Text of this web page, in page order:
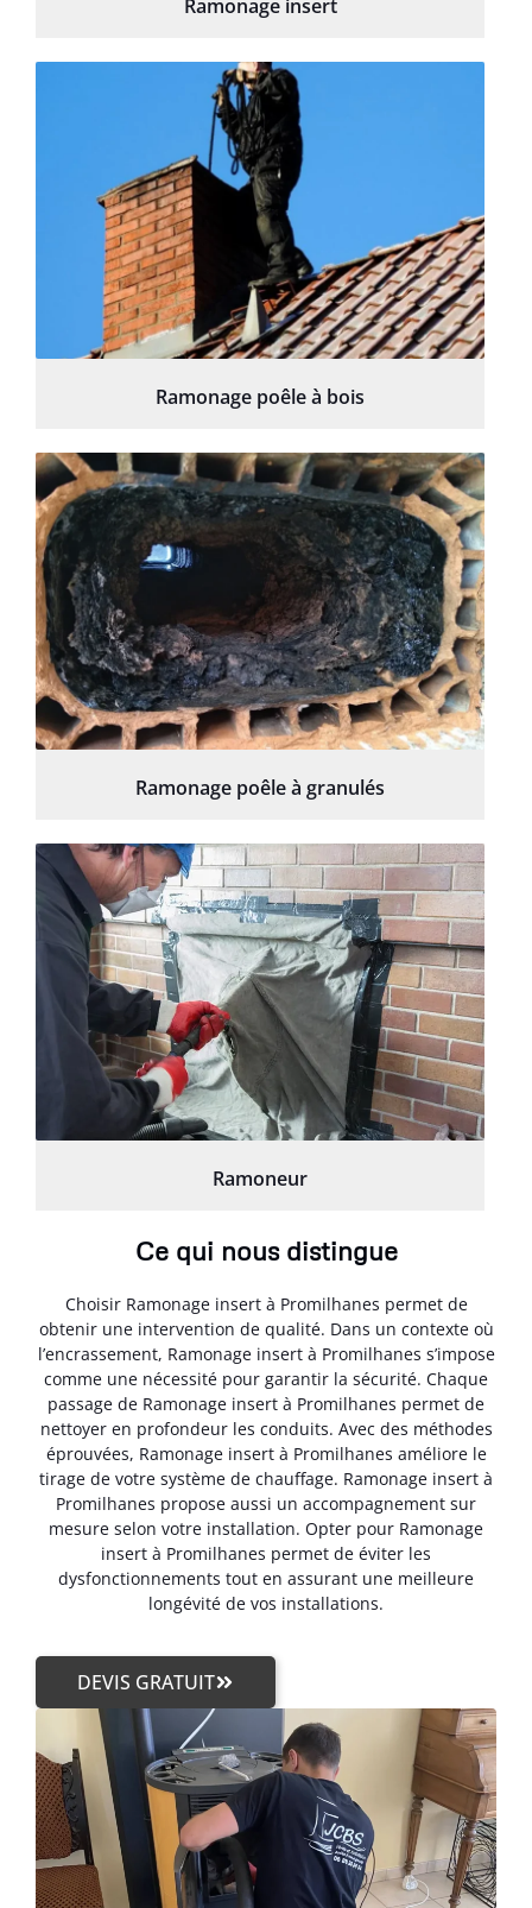
Ramonage insert
Ramonage poêle à bois
Ramonage poêle à granulés
Ramoneur
Ce qui nous distingue
Choisir Ramonage insert à Promilhanes permet de
obtenir une intervention de qualité. Dans un contexte où
l’encrassement, Ramonage insert à Promilhanes s’impose
comme une nécessité pour garantir la sécurité. Chaque
passage de Ramonage insert à Promilhanes permet de
nettoyer en profondeur les conduits. Avec des méthodes
éprouvées, Ramonage insert à Promilhanes améliore le
tirage de votre système de chauffage. Ramonage insert à
Promilhanes propose aussi un accompagnement sur
mesure selon votre installation. Opter pour Ramonage
insert à Promilhanes permet de éviter les
dysfonctionnements tout en assurant une meilleure
longévité de vos installations.
DEVIS GRATUIT